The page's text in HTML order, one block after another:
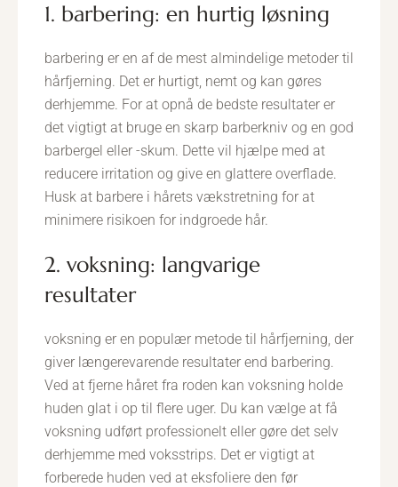
1. barbering: en hurtig løsning
barbering er en af de mest almindelige metoder til
hårfjerning. Det er hurtigt, nemt og kan gøres
derhjemme. For at opnå de bedste resultater er
det vigtigt at bruge en skarp barberkniv og en god
barbergel eller -skum. Dette vil hjælpe med at
reducere irritation og give en glattere overflade.
Husk at barbere i hårets vækstretning for at
minimere risikoen for indgroede hår.
2. voksning: langvarige
resultater
voksning er en populær metode til hårfjerning, der
giver længerevarende resultater end barbering.
Ved at fjerne håret fra roden kan voksning holde
huden glat i op til flere uger. Du kan vælge at få
voksning udført professionelt eller gøre det selv
derhjemme med voksstrips. Det er vigtigt at
forberede huden ved at eksfoliere den før